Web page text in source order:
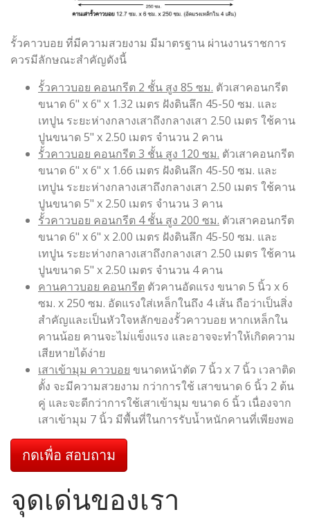
รั้วคาวบอย ที่มีความสวยงาม มีมาตรฐาน ผ่านงานราชการ
ควรมีลักษณะสำคัญดังนี้
รั้วคาวบอย คอนกรีต 2 ชั้น สูง 85 ซม. ตัวเสาคอนกรีต
ขนาด 6" x 6" x 1.32 เมตร ฝังดินลึก 45-50 ซม. และ
เทปูน ระยะห่างกลางเสาถึงกลางเสา 2.50 เมตร ใช้คาน
ปูนขนาด 5" x 2.50 เมตร จำนวน 2 คาน
รั้วคาวบอย คอนกรีต 3 ชั้น สูง 120 ซม. ตัวเสาคอนกรีต
ขนาด 6" x 6" x 1.66 เมตร ฝังดินลึก 45-50 ซม. และ
เทปูน ระยะห่างกลางเสาถึงกลางเสา 2.50 เมตร ใช้คาน
ปูนขนาด 5" x 2.50 เมตร จำนวน 3 คาน
รั้วคาวบอย คอนกรีต 4 ชั้น สูง 200 ซม. ตัวเสาคอนกรีต
ขนาด 6" x 6" x 2.00 เมตร ฝังดินลึก 45-50 ซม. และ
เทปูน ระยะห่างกลางเสาถึงกลางเสา 2.50 เมตร ใช้คาน
ปูนขนาด 5" x 2.50 เมตร จำนวน 4 คาน
คานคาวบอย คอนกรีต ตัวคานอัดแรง ขนาด 5 นิ้ว x 6
ซม. x 250 ซม. อัดแรงใส่เหล็กในถึง 4 เส้น ถือว่าเป็นสิ่ง
สำคัญและเป็นหัวใจหลักของรั้วคาวบอย หากเหล็กใน
คานน้อย คานจะไม่แข็งแรง และอาจจะทำให้เกิดความ
เสียหายได้ง่าย
เสาเข้ามุม คาวบอย ขนาดหน้าตัด 7 นิ้ว x 7 นิ้ว เวลาติด
ตั้ง จะมีความสวยงาม กว่าการใช้ เสาขนาด 6 นิ้ว 2 ต้น
คู่ และจะดีกว่าการใช้เสาเข้ามุม ขนาด 6 นิ้ว เนื่องจาก
เสาเข้ามุม 7 นิ้ว มีพื้นที่ในการรับน้ำหนักคานที่เพียงพอ
กดเพื่อ สอบถาม
จุดเด่นของเรา